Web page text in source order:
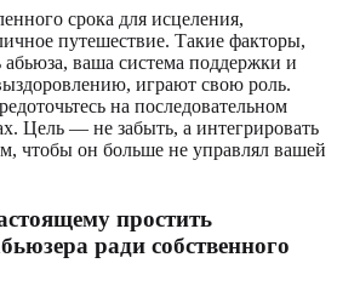
срока для исцеления,
путешествие. Такие факторы,
абьюза, ваша система поддержки и
играют свою роль.
на последовательном
Цель — не забыть, а интегрировать
чтобы он больше не управлял вашей
простить
ради собственного